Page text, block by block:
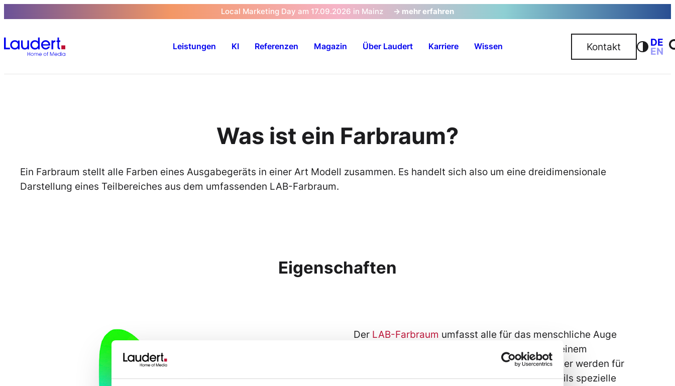
springen
Local Marketing Day am 17.09.2026 in Mainz -> mehr erfahren
Leistungen KI Referenzen Magazin Über Laudert Karriere Wissen Kontakt
DE
EN
Was ist ein Farbraum?
Ein Farbraum stellt alle Farben eines Ausgabegeräts in einer Art Modell zusammen. Es handelt sich also um eine dreidimensionale
Darstellung eines Teilbereiches aus dem umfassenden LAB-Farbraum.
Eigenschaften
Der LAB-Farbraum umfasst alle für das menschliche Auge
wahrnehmbare Farben, die so aber von kaum einem
bildverarbeitenden Gerät darstellbar sind. Daher werden für
Drucker, Monitore, Scanner, Kameras etc. jeweils spezielle